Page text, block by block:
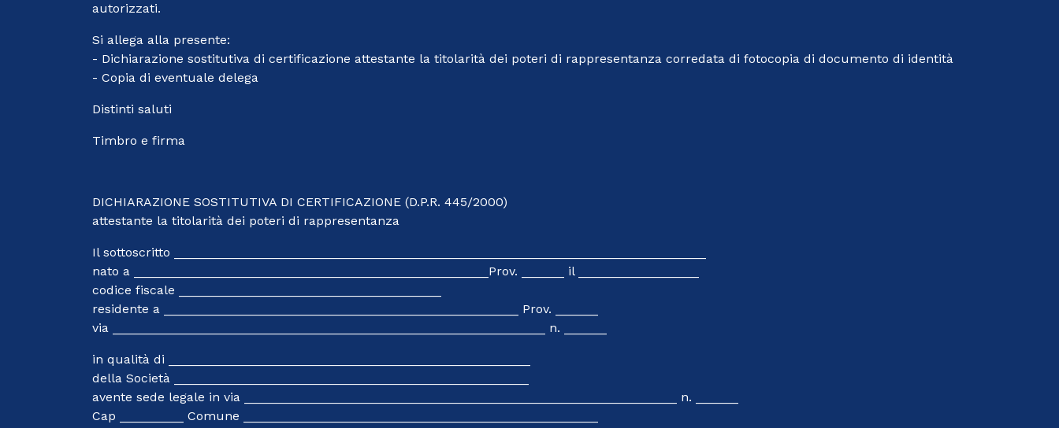
autorizzati.
Si allega alla presente:
- Dichiarazione sostitutiva di certificazione attestante la titolarità dei poteri di rappresentanza corredata di fotocopia di documento di identità
- Copia di eventuale delega
Distinti saluti
Timbro e firma
DICHIARAZIONE SOSTITUTIVA DI CERTIFICAZIONE (D.P.R. 445/2000)
attestante la titolarità dei poteri di rappresentanza
Il sottoscritto ___________________________________________________________________________
nato a __________________________________________________Prov. ______ il _________________
codice fiscale _____________________________________
residente a __________________________________________________ Prov. ______
via _____________________________________________________________ n. ______
in qualità di ___________________________________________________
della Società __________________________________________________
avente sede legale in via _____________________________________________________________ n. ______
Cap _________ Comune __________________________________________________